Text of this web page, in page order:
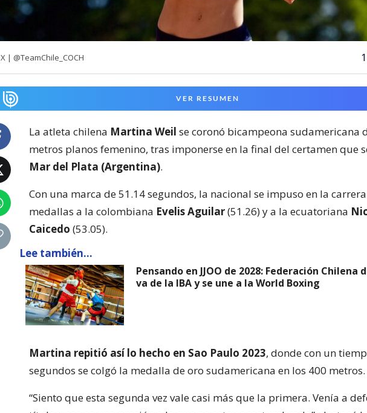
X | @TeamChile_COCH
VER RESUMEN
La atleta chilena Martina Weil se coronó bicampeona sudamericana
metros planos femenino, tras imponerse en la final del certamen que
Mar del Plata (Argentina).
Con una marca de 51.14 segundos, la nacional se impuso en la
medallas a la colombiana Evelis Aguilar(51.26) y a la ecuatoriana
Caicedo (53.05).
Lee también...
Pensando en JJOO de 2028: Federación Chilena
va de la IBA y se une a la World Boxing
Martina repitió así lo hecho en Sao Paulo 2023, donde con un
segundos se colgó la medalla de oro sudamericana en los 400 metros.
“Siento que esta segunda vez vale casi más que la primera. Venía a